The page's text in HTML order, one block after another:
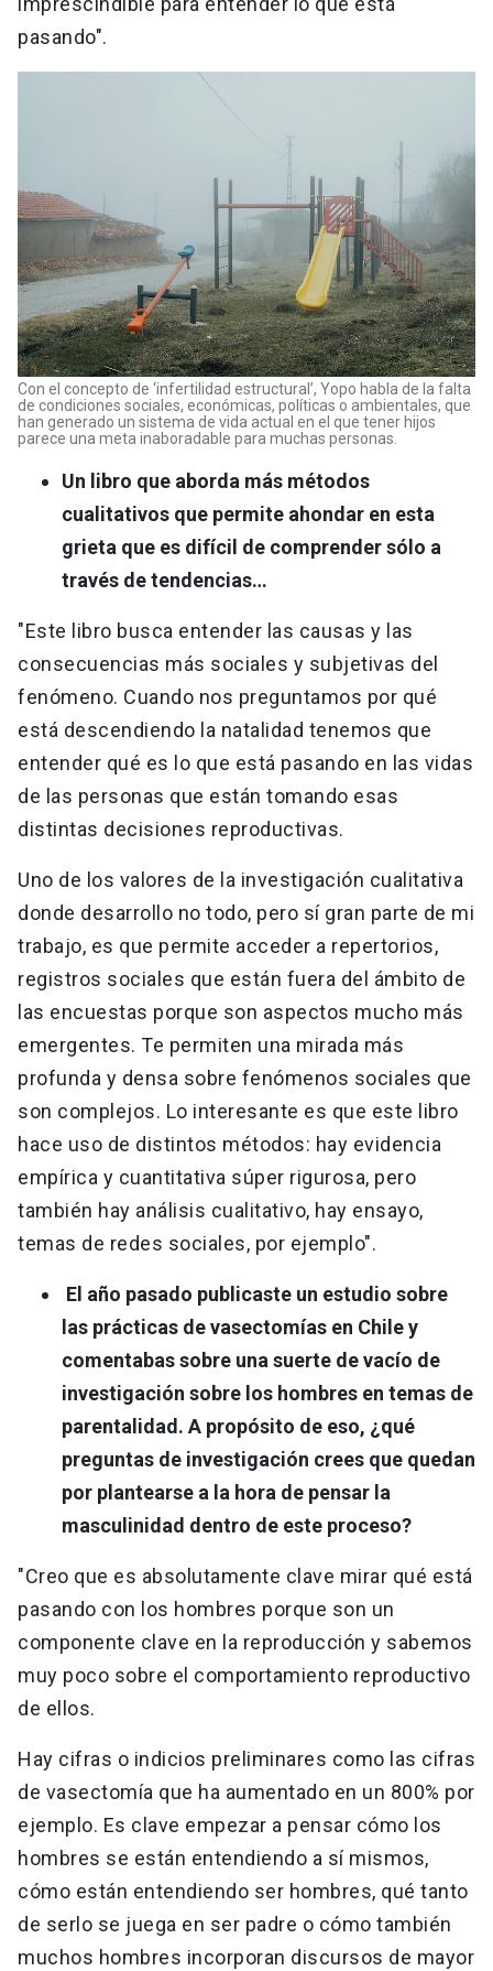
pasando".
Con el concepto de ‘infertilidad estructural’, Yopo habla de la falta
de condiciones sociales, económicas, políticas o ambientales, que
han generado un sistema de vida actual en el que tener hijos
parece una meta inaboradable para muchas personas.
Un libro que aborda más métodos
cualitativos que permite ahondar en esta
grieta que es difícil de comprender sólo a
través de tendencias…
"Este libro busca entender las causas y las
consecuencias más sociales y subjetivas del
fenómeno. Cuando nos preguntamos por qué
está descendiendo la natalidad tenemos que
entender qué es lo que está pasando en las vidas
de las personas que están tomando esas
distintas decisiones reproductivas.
Uno de los valores de la investigación cualitativa
donde desarrollo no todo, pero sí gran parte de mi
trabajo, es que permite acceder a repertorios,
registros sociales que están fuera del ámbito de
las encuestas porque son aspectos mucho más
emergentes. Te permiten una mirada más
profunda y densa sobre fenómenos sociales que
son complejos. Lo interesante es que este libro
hace uso de distintos métodos: hay evidencia
empírica y cuantitativa súper rigurosa, pero
también hay análisis cualitativo, hay ensayo,
temas de redes sociales, por ejemplo".
El año pasado publicaste un estudio sobre
las prácticas de vasectomías en Chile y
comentabas sobre una suerte de vacío de
investigación sobre los hombres en temas de
parentalidad. A propósito de eso, ¿qué
preguntas de investigación crees que quedan
por plantearse a la hora de pensar la
masculinidad dentro de este proceso?
"Creo que es absolutamente clave mirar qué está
pasando con los hombres porque son un
componente clave en la reproducción y sabemos
muy poco sobre el comportamiento reproductivo
de ellos.
Hay cifras o indicios preliminares como las cifras
de vasectomía que ha aumentado en un 800% por
ejemplo. Es clave empezar a pensar cómo los
hombres se están entendiendo a sí mismos,
cómo están entendiendo ser hombres, qué tanto
de serlo se juega en ser padre o cómo también
muchos hombres incorporan discursos de mayor